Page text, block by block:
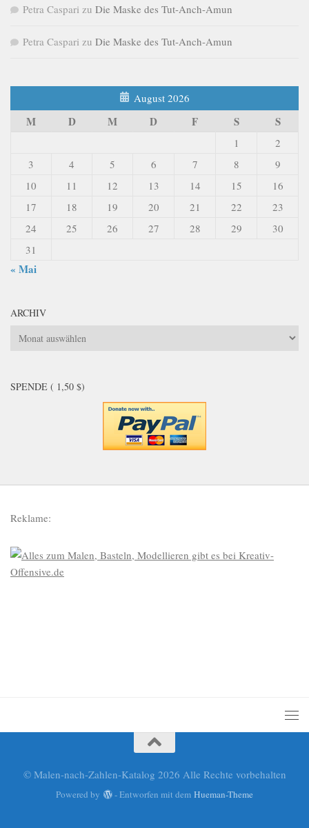
Petra Caspari zu Die Maske des Tut-Anch-Amun
Petra Caspari zu Die Maske des Tut-Anch-Amun
August 2026
M D M D F S S
1
2
3
4 5 6 7 8
9
10
11 12 13 14 15
16
17
18 19 20 21 22
23
24
25 26 27 28 29
30
31
« Mai
ARCHIV
Archiv
SPENDE ( 1,50 $)
Reklame:
© Malen-nach-Zahlen-Katalog 2026 Alle Rechte vorbehalten
Powered by - Entworfen mit dem Hueman-Theme